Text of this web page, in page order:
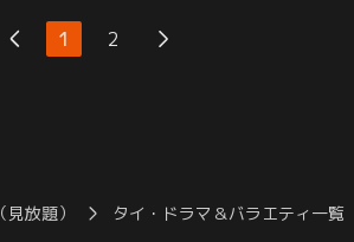
かり。そんな中、セイント先輩が
水博物館でのイベントに誘い…。
1 2
放題） タイ・ドラマ＆バラエティ一覧